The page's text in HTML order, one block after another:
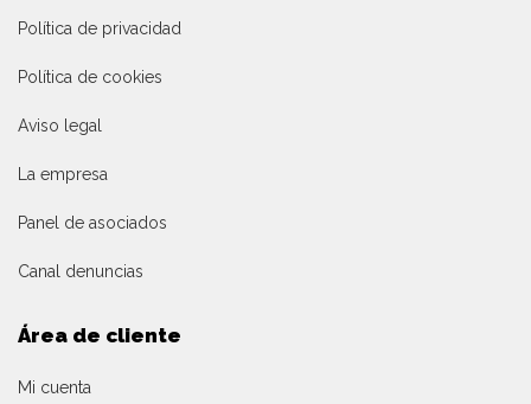
Política de privacidad
Política de cookies
Aviso legal
La empresa
Panel de asociados
Canal denuncias
Área de cliente
Mi cuenta